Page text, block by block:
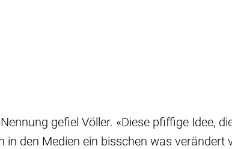
gefiel Völler. «Diese pfiffige Idee,
in den Medien ein bisschen was verändert